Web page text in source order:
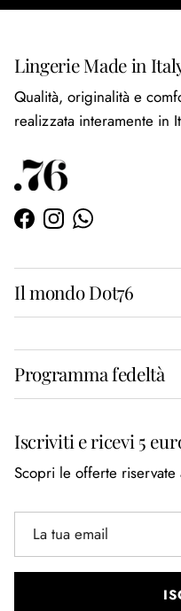
Lingerie Made in
Qualità, originalità e
realizzata interamente in
Facebook
InstagramWhatsApp
Il mondo Dot76
Programma fedeltà
Iscriviti e ricevi 5
Scopri le offerte riservate